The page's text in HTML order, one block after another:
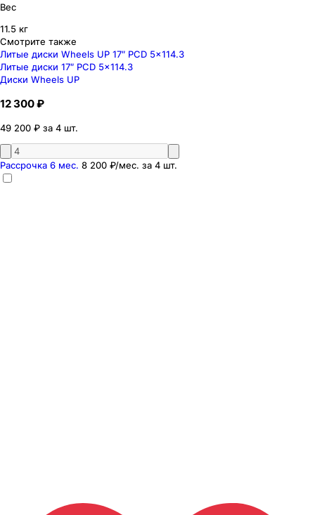
Вес
11.5 кг
Смотрите также
Литые диски Wheels UP 17″ PCD 5x114.3
Литые диски 17″ PCD 5x114.3
Диски Wheels UP
12 300 ₽
49 200 ₽ за 4 шт.
Рассрочка 6 мес. 8 200 ₽/мес. за 4 шт.